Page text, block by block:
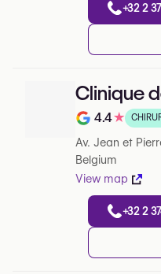
+32 2
Clinique
Note de 4.4
4.4★
Av. Jean et
Belgium
View map
+32 2